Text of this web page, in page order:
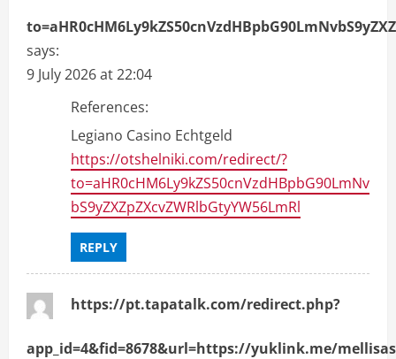
says:
9 July 2026 at 22:04
References:
Legiano Casino Echtgeld
https://otshelniki.com/redirect/?
to=aHR0cHM6Ly9kZS50cnVzdHBpbG90LmNv
bS9yZXZpZXcvZWRlbGtyYW56LmRl
REPLY
https://pt.tapatalk.com/redirect.php?
app_id=4&fid=8678&url=https://yuklink.me/